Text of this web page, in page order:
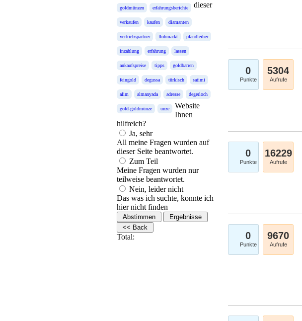
goldmünzen erfahrungsberichte
verkaufen kaufen diamanten
vertriebspartner flohmarkt pfandleiher
inzahlung erfahrung lassen
ankaufspreise tipps goldbarren
feingold degussa türkisch satimi
alim almanyada adresse degerloch
gold-goldmünze unze
dieser
Website
Ihnen
hilfreich?
Ja, sehr
All meine Fragen wurden auf
dieser Seite beantwortet.
Zum Teil
Meine Fragen wurden nur
teilweise beantwortet.
Nein, leider nicht
Das was ich suchte, konnte ich
hier nicht finden
Total:
0
Punkte
5304
Aufrufe
0
Punkte
16229
Aufrufe
0
Punkte
9670
Aufrufe